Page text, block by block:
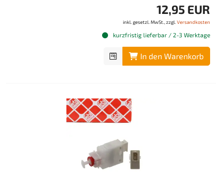
12,95 EUR
inkl. gesetzl. MwSt., zzgl. Versandkosten
kurzfristig lieferbar / 2-3 Werktage
In den Warenkorb